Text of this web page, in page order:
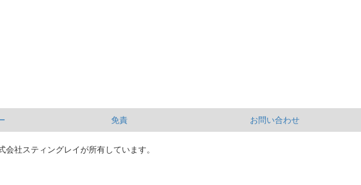
免責 お問い合わせ
社スティングレイが所有しています。